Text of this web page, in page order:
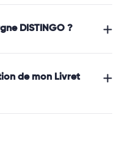
DISTINGO ?
de mon Livret